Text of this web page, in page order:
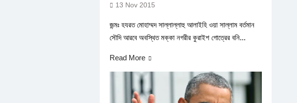
13 Nov 2015
জন্মঃ হযরত মোহাম্মদ সাল্লাল্লাহু আলাইহি ওয়া সাল্লাম বর্তমান
সৌদি আরবে অবস্থিত মক্কা নগরীর কুরাইশ গোত্রের বনি...
Read More